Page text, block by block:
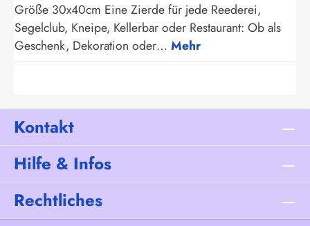
Größe 30x40cm Eine Zierde für jede Reederei,
Segelclub, Kneipe, Kellerbar oder Restaurant: Ob als
Geschenk, Dekoration oder… Mehr
Kontakt
Hilfe & Infos
Rechtliches